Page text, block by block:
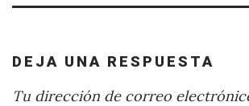
DEJA UNA RESPUESTA
Tu dirección de correo